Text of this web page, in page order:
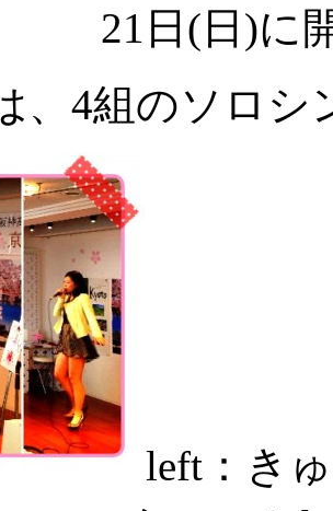
21日(日)に
、4組のソロ
left：き